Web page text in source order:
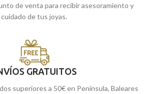
de venta para recibir asesoramiento y
cuidado de tus joyas.
GRATUITOS
superiores a 50€ en Península, Baleares